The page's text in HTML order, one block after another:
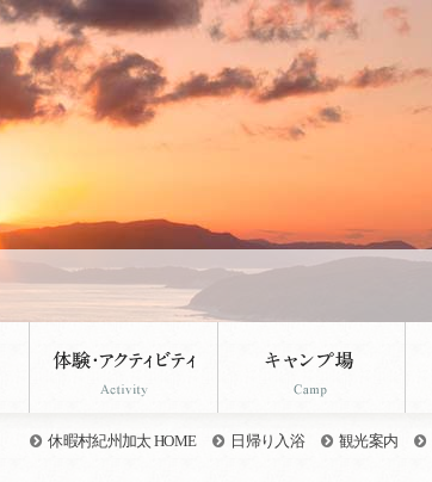
休暇村紀州加太 HOME 日帰り入浴 観光案内